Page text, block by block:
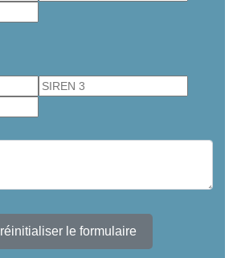
réinitialiser le formulaire